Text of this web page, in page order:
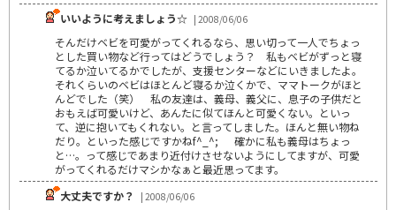
いいように考えましょう☆ | 2008/06/06
そんだけベビを可愛がってくれるなら、思い切って一人でちょっ
とした買い物など行ってはどうでしょう？ 私もベビがずっと寝
てるか泣いてるかでしたが、支援センターなどにいきましたよ。
それくらいのベビはほとんど寝るか泣くかで、ママトークがほと
んどでした（笑） 私の友達は、義母、義父に、息子の子供だと
おもえば可愛いけど、あんたに似てほんと可愛くない。といっ
て、逆に抱いてもくれない。と言ってしました。ほんと無い物ね
だり。といった感じですかねf^_^; 確かに私も義母はちょっ
と…。って感じであまり近付けさせないようにしてますが、可愛
がってくれるだけマシかなぁと最近思ってます。
大丈夫ですか？
| 2008/06/06